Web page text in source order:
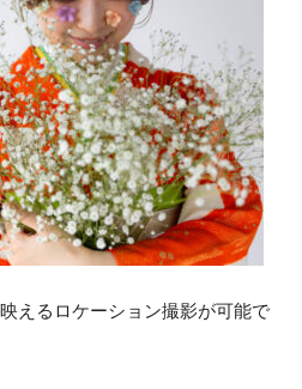
えるロケーション撮影が可能で